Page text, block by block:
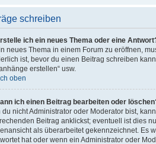
schreiben
ich ein neues Thema oder eine
neues Thema in einem Forum zu eröffnen,
ist, bevor du einen Beitrag schreiben
erstellen“ usw.
oben
ich einen Beitrag bearbeiten oder
du nicht Administrator oder Moderator bist,
Beitrag anklickst; eventuell ist dies
als überarbeitet gekennzeichnet. Es
hat oder wenn ein Administrator oder